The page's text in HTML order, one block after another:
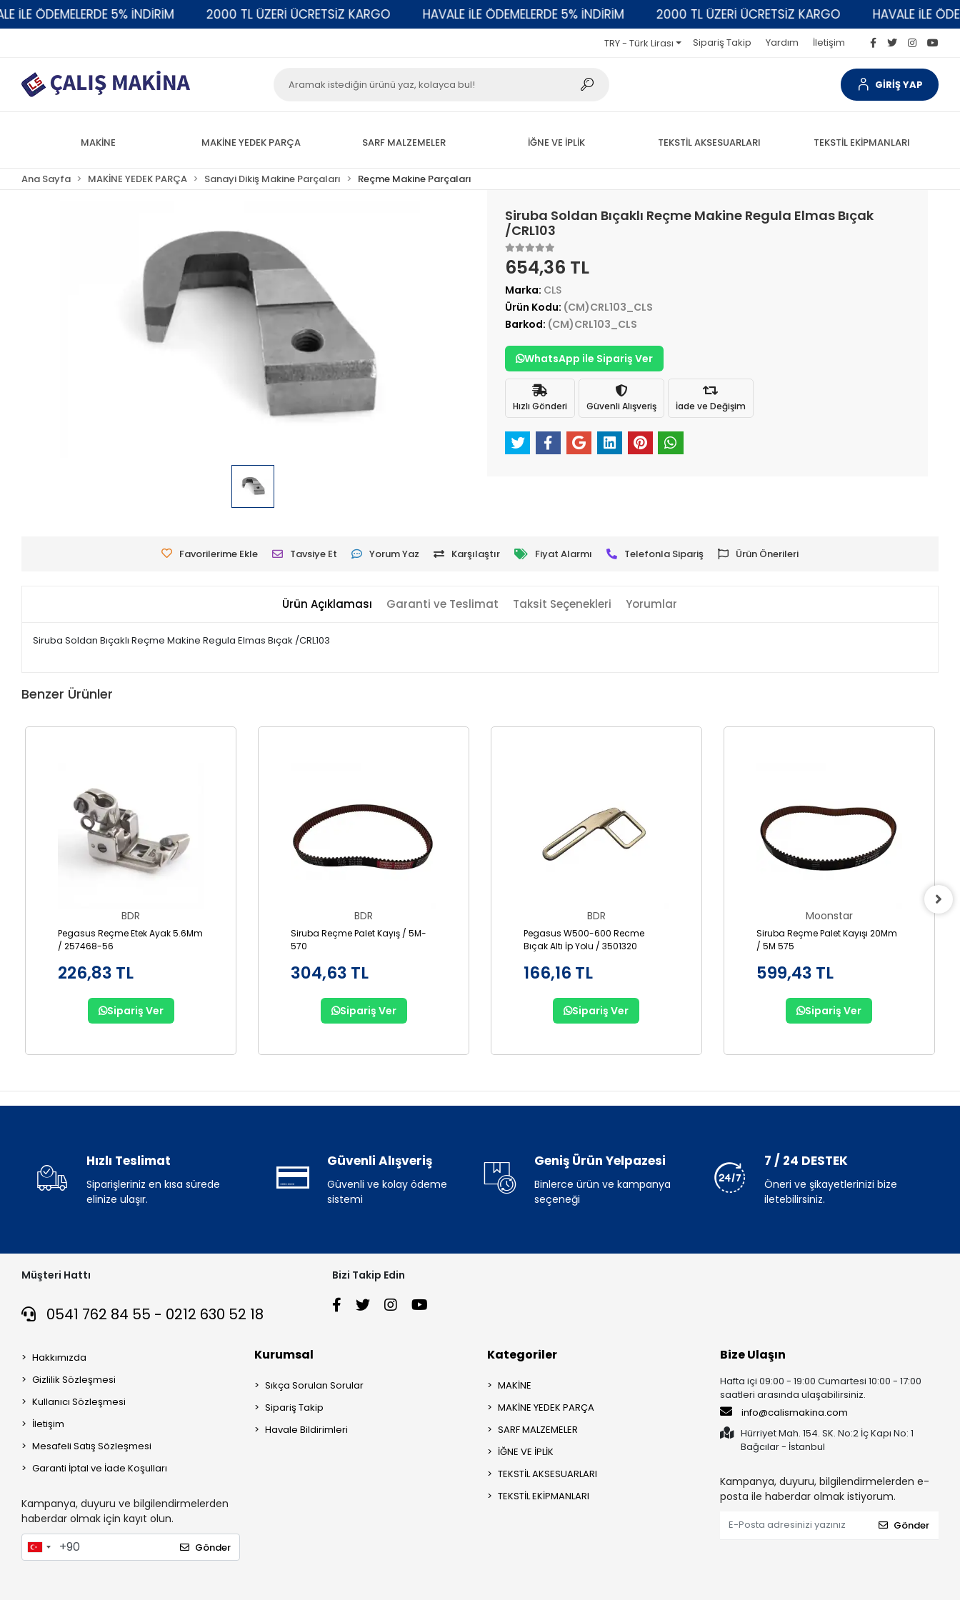
ÖDEMELERDE 5% İNDİRİM 2000 TL ÜZERİ ÜCRETSİZ KARGO HAVALE İLE ÖDEMELERDE 5% İNDİRİM 2000 TL ÜZERİ ÜCRETSİZ KARGO HAVALE İLE
TRY - Türk Lirası Sipariş Takip Yardım İletişim
GİRİŞ YAP
MAKİNE MAKİNE YEDEK PARÇA SARF MALZEMELER İĞNE VE İPLİK TEKSTİL AKSESUARLARI TEKSTİL EKİPMANLARI
Ana Sayfa MAKİNE YEDEK PARÇA Sanayi Dikiş Makine Parçaları Reçme Makine Parçaları
Siruba Soldan Bıçaklı Reçme Makine Regula Elmas Bıçak
/CRL103
654,36 TL
Marka: CLS
Ürün Kodu: (CM)CRL103_CLS
Barkod: (CM)CRL103_CLS
WhatsApp ile Sipariş Ver
Hızlı Gönderi Güvenli Alışveriş İade ve Değişim
Favorilerime Ekle Tavsiye Et Yorum Yaz Karşılaştır Fiyat Alarmı Telefonla Sipariş Ürün Önerileri
Ürün Açıklaması Garanti ve Teslimat Taksit Seçenekleri Yorumlar
Siruba Soldan Bıçaklı Reçme Makine Regula Elmas Bıçak /CRL103
Benzer Ürünler
BDR
Pegasus Reçme Etek Ayak 5.6Mm
/ 257468-56
226,83 TL
Sipariş Ver
BDR
Siruba Reçme Palet Kayış / 5M-
570
304,63 TL
Sipariş Ver
BDR
Pegasus W500-600 Recme
Bıçak Altı İp Yolu / 3501320
166,16 TL
Sipariş Ver
Moonstar
Siruba Reçme Palet Kayışı 20Mm
/ 5M 575
599,43 TL
Sipariş Ver
Hızlı Teslimat
Siparişleriniz en kısa sürede
elinize ulaşır.
Güvenli Alışveriş
Güvenli ve kolay ödeme
sistemi
Geniş Ürün Yelpazesi
Binlerce ürün ve kampanya
seçeneği
7 / 24 DESTEK
Öneri ve şikayetlerinizi bize
iletebilirsiniz.
Müşteri Hattı
0541 762 84 55 - 0212 630 52 18
Bizi Takip Edin
Hakkımızda
Gizlilik Sözleşmesi
Kullanıcı Sözleşmesi
İletişim
Mesafeli Satış Sözleşmesi
Garanti İptal ve İade Koşulları
Kampanya, duyuru ve bilgilendirmelerden
haberdar olmak için kayıt olun.
Gönder
Kurumsal
Sıkça Sorulan Sorular
Sipariş Takip
Havale Bildirimleri
Kategoriler
MAKİNE
MAKİNE YEDEK PARÇA
SARF MALZEMELER
İĞNE VE İPLİK
TEKSTİL AKSESUARLARI
TEKSTİL EKİPMANLARI
Bize Ulaşın
Hafta içi 09:00 - 19:00 Cumartesi 10:00 - 17:00
saatleri arasında ulaşabilirsiniz.
info@calismakina.com
Hürriyet Mah. 154. SK. No:2 İç Kapı No: 1
Bağcılar - İstanbul
Kampanya, duyuru, bilgilendirmelerden e-
posta ile haberdar olmak istiyorum.
Gönder